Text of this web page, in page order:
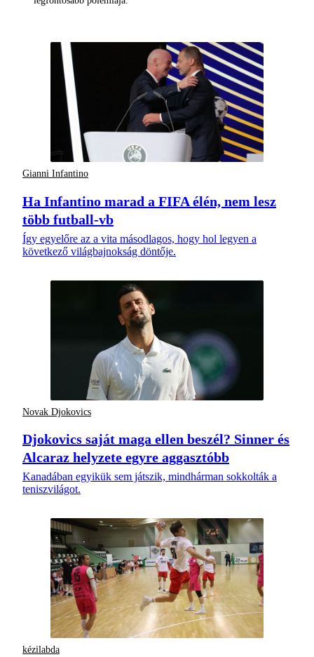
Gianni Infantino
Ha Infantino marad a FIFA élén, nem lesz
több futball-vb
Így egyelőre az a vita másodlagos, hogy hol legyen a
következő világbajnokság döntője.
Novak Djokovics
Djokovics saját maga ellen beszél? Sinner és
Alcaraz helyzete egyre aggasztóbb
Kanadában egyikük sem játszik, mindhárman sokkolták a
teniszvilágot.
kézilabda